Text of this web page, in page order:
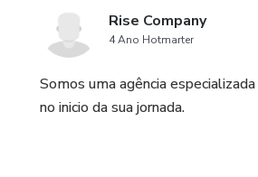
Rise Company
4 Ano Hotmarter
Somos uma agência
no inicio da sua jornada.